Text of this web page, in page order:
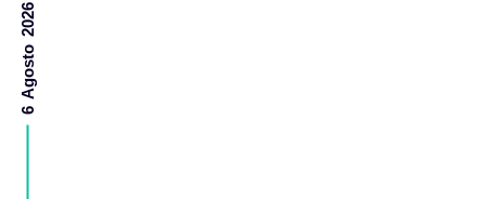
6 Agosto 2026